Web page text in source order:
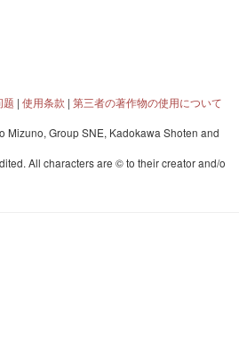
题 | 使用条款 | 第三者の著作物の使用について
Mizuno, Group SNE, Kadokawa Shoten and
All characters are © to their creator and/o